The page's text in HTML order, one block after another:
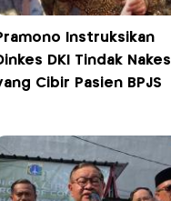
Instruksikan
DKI Tindak Nakes
Cibir Pasien BPJS